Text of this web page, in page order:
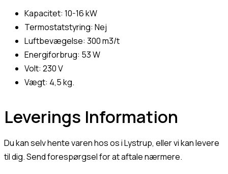
Kapacitet: 10-16 kW
Termostatstyring: Nej
Luftbevægelse: 300 m3/t
Energiforbrug: 53 W
Volt: 230 V
Vægt: 4,5 kg.
Leverings Information
Du kan selv hente varen hos os i Lystrup, eller vi kan levere
til dig. Send forespørgsel for at aftale nærmere.